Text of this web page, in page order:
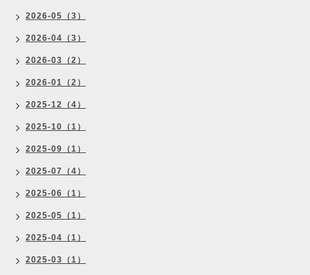
2026-05（3）
2026-04（3）
2026-03（2）
2026-01（2）
2025-12（4）
2025-10（1）
2025-09（1）
2025-07（4）
2025-06（1）
2025-05（1）
2025-04（1）
2025-03（1）